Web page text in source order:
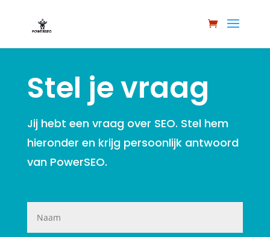
Stel je vraag
Jij hebt een vraag over SEO. Stel hem
hieronder en krijg persoonlijk antwoord
van PowerSEO.